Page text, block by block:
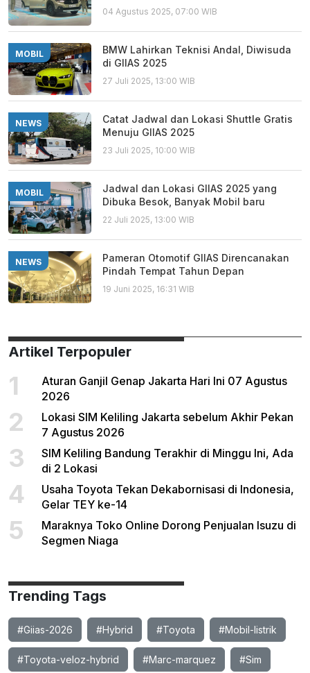
04 Agustus 2025, 07:00 WIB
MOBIL
BMW Lahirkan Teknisi Andal, Diwisuda
di GIIAS 2025
27 Juli 2025, 13:00 WIB
NEWS
Catat Jadwal dan Lokasi Shuttle Gratis
Menuju GIIAS 2025
23 Juli 2025, 10:00 WIB
MOBIL
Jadwal dan Lokasi GIIAS 2025 yang
Dibuka Besok, Banyak Mobil baru
22 Juli 2025, 13:00 WIB
NEWS
Pameran Otomotif GIIAS Direncanakan
Pindah Tempat Tahun Depan
19 Juni 2025, 16:31 WIB
Artikel Terpopuler
1
Aturan Ganjil Genap Jakarta Hari Ini 07 Agustus
2026
2
Lokasi SIM Keliling Jakarta sebelum Akhir Pekan
7 Agustus 2026
3
SIM Keliling Bandung Terakhir di Minggu Ini, Ada
di 2 Lokasi
4
Usaha Toyota Tekan Dekabornisasi di Indonesia,
Gelar TEY ke-14
5
Maraknya Toko Online Dorong Penjualan Isuzu di
Segmen Niaga
Trending Tags
#Giias-2026 #Hybrid #Toyota #Mobil-listrik
#Toyota-veloz-hybrid #Marc-marquez #Sim